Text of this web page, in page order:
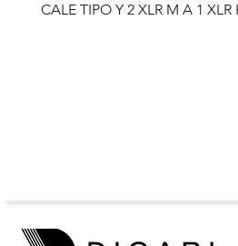
CALE TIPO Y 2 XLR M A 1